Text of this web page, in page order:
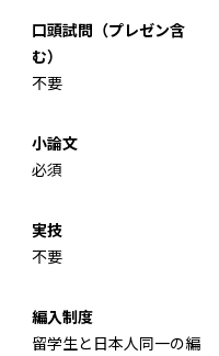
口頭試問（プレゼン含
む）
不要
小論文
必須
実技
不要
編入制度
留学生と日本人同一の編